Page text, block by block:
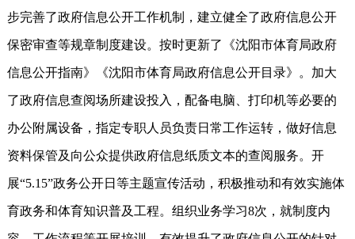
步完善了政府信息公开工作机制，建立健全了政府信息公开
保密审查等规章制度建设。按时更新了《沈阳市体育局政府
信息公开指南》《沈阳市体育局政府信息公开目录》。加大
了政府信息查阅场所建设投入，配备电脑、打印机等必要的
办公附属设备，指定专职人员负责日常工作运转，做好信息
资料保管及向公众提供政府信息纸质文本的查阅服务。开
展“5.15”政务公开日等主题宣传活动，积极推动和有效实施体
育政务和体育知识普及工程。组织业务学习8次，就制度内